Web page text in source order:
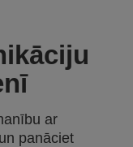
ar
panāciet